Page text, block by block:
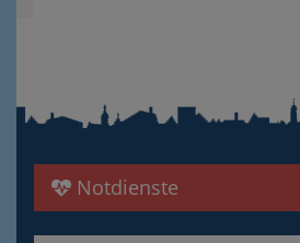
Notdienste